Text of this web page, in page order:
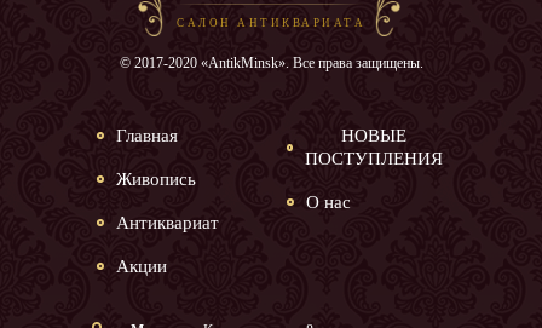
САЛОН АНТИКВАРИАТА
© 2017-2020 «AntikMinsk». Все права защищены.
Главная
Живопись
Антиквариат
Акции
НОВЫЕ
ПОСТУПЛЕНИЯ
О нас